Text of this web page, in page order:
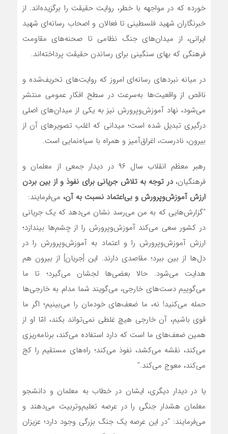
خورده که در مواجهه با خطر، روایت حقیقت را برگزیده‌اند. از
خبرنگاران شهید فلسطینی تا فعالان و اصحاب رسانه‌ای شهید
ایرانی، از میدان‌های جنگ نظامی تا صحنه‌های مقاومت
فرهنگی که بهای سنگینی برای رساندن حقیقت پرداخته‌اند.
در میانه نبردهای رسانه‌ای امروز که روایت‌های تحریف‌شده و
ناقص از واقعیت‌ها به‌سرعت در سطح افکار عمومی منتشر
می‌شود، نهاد آموزش‌وپرورش نیز به یکی از میدان‌های اصلی
درگیری تبدیل شده است؛ میدانی که اغلب تصویرهای آن از
بیرون، نادرست، اغراق‌آمیز و همراه با سیاه‌نمایی است.
رهبر معظم انقلاب سال ۹۶ در دیدار جمعی از معلمان و
فرهنگیان،در توجه به تلاش جریانی برای نفوذ و از بین بردن
ارزش آموزش‌وپرورش و بی‌اعتماد نسبت به آن، می‌فرمایند:
“گزارش‌هایی که به من می‌رسد نشان می‌دهد که یک جریانی
در کشور سعی می‌کند آموزش‌وپرورش را از چشم‌ها بیندازد؛
ارزش آموزش‌وپرورش را و اعتماد به آموزش‌وپرورش را در
دل‌ها از بین ببرد؛ مقاصدی دارند. این [جریان] از بیرون هم
هدایت می‌شود. حالا بعضی‌ها لجشان می‌گیرد؛ تا ما
می‌گوییم دست‌های خارجی، می‌گویند شما مدام به خارجی‌ها
حمله می‌کنید! نه، ما ضعف‌های خودمان را می‌بینیم؛ اگر ما
قوی باشیم، آن خارجی هیچ غلطی نمی‌تواند بکند، امّا او از
همین ضعف‌های ما است که دارد استفاده می‌کند، برنامه‌ریزی
می‌کند، نقشه می‌کشد، نفوذ می‌کند؛ راه‌های مستقیم را کج
می‌کند، معوج می‌کند.”
یا در دیدار دیگری، ایشان در خطاب به معلمان و دانشجو
معلمان هشدار جنگی را در عرصه تعلیم‌وتربیت می‌دهند و
می‌فرمایند: “در این عرصه‌ یک جنگ بزرگی وجود دارد؛ عزیزان